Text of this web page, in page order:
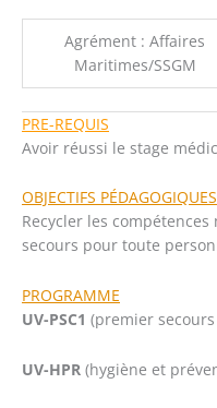
Agrément : Affaires
Maritimes/SSGM
PRE-REQUIS
Avoir réussi le stage
OBJECTIFS PÉDAGOGIQUES
Recycler les
secours pour toute
PROGRAMME
UV-PSC1 (premier
UV-HPR (hygiène et